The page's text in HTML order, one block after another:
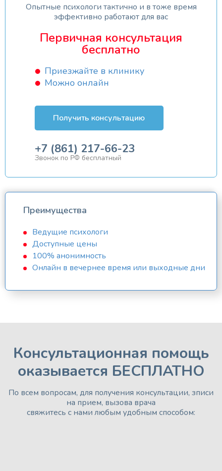
Опытные психологи тактично и в тоже время
эффективно работают для вас
Первичная консультация
бесплатно
Приезжайте в клинику
Можно онлайн
Получить консультацию
+7 (861) 217-66-23
Звонок по РФ бесплатный
Преимущества
Ведущие психологи
Доступные цены
100% анонимность
Онлайн в вечернее время или выходные дни
Консультационная помощь
оказывается БЕСПЛАТНО
По всем вопросам, для получения консультации, зписи
на прием, вызова врача
свяжитесь с нами любым удобным способом: